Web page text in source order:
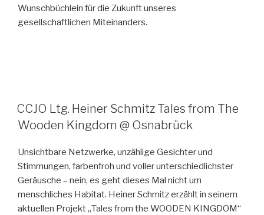
Wunschbüchlein für die Zukunft unseres
gesellschaftlichen Miteinanders.
CCJO Ltg. Heiner Schmitz Tales from The
Wooden Kingdom @ Osnabrück
Unsichtbare Netzwerke, unzählige Gesichter und
Stimmungen, farbenfroh und voller unterschiedlichster
Geräusche – nein, es geht dieses Mal nicht um
menschliches Habitat. Heiner Schmitz erzählt in seinem
aktuellen Projekt „Tales from the WOODEN KINGDOM“